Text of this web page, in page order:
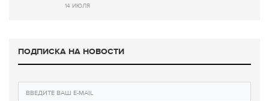
14 ИЮЛЯ
ПОДПИСКА НА НОВОСТИ